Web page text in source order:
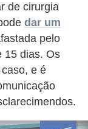
de cirurgia
dar um
pelo
15 dias. Os
e é